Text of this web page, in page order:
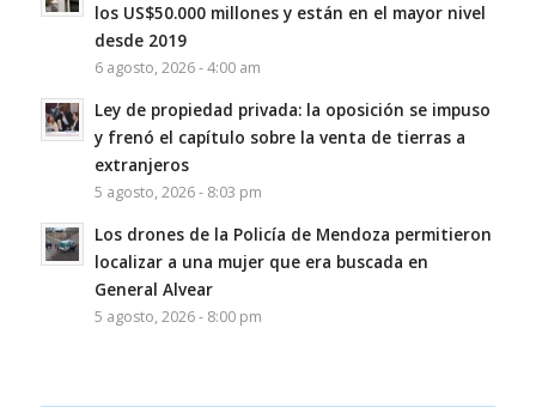
los US$50.000 millones y están en el mayor nivel
desde 2019
6 agosto, 2026 - 4:00 am
Ley de propiedad privada: la oposición se impuso
y frenó el capítulo sobre la venta de tierras a
extranjeros
5 agosto, 2026 - 8:03 pm
Los drones de la Policía de Mendoza permitieron
localizar a una mujer que era buscada en
General Alvear
5 agosto, 2026 - 8:00 pm